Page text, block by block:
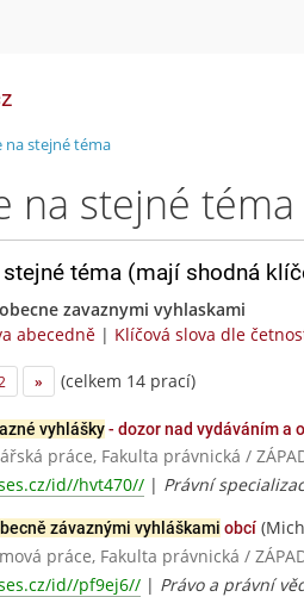
na stejné téma
na stejné téma
stejné téma (mají shodná
zavaznymi vyhlaskami
abecedně | Klíčová slova dle
» (celkem 14 prací)
vyhlášky- dozor nad vydáváním a
práce, Fakulta právnická /
id//hvt470// | Právní
závaznými vyhláškami obcí
práce, Fakulta právnická /
id//pf9ej6// | Právo a právní